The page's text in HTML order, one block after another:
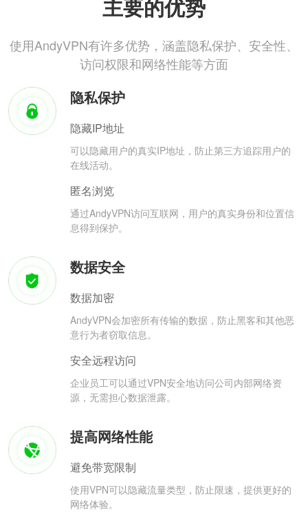
主要的优势
使用AndyVPN有许多优势，涵盖隐私保护、安全性、
访问权限和网络性能等方面
隐私保护
隐藏IP地址
可以隐藏用户的真实IP地址，防止第三方追踪用户的
在线活动。
匿名浏览
通过AndyVPN访问互联网，用户的真实身份和位置信
息得到保护。
数据安全
数据加密
AndyVPN会加密所有传输的数据，防止黑客和其他恶
意行为者窃取信息。
安全远程访问
企业员工可以通过VPN安全地访问公司内部网络资
源，无需担心数据泄露。
提高网络性能
避免带宽限制
使用VPN可以隐藏流量类型，防止限速，提供更好的
网络体验。